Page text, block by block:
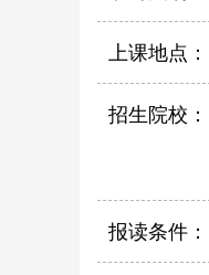
上课地点：
招生院校：
报读条件：